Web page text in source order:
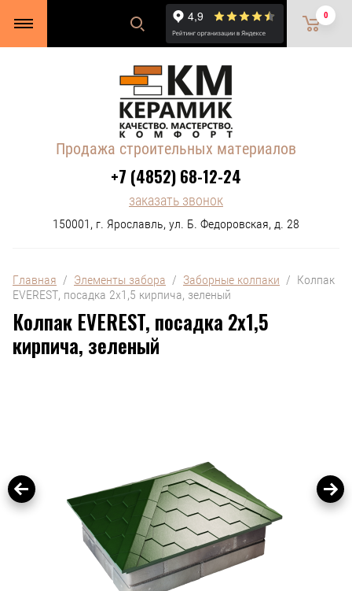
0
Продажа строительных материалов
+7 (4852) 68-12-24
заказать звонок
150001, г. Ярославль, ул. Б. Федоровская, д. 28
Главная
  /
Элементы забора
  /
Заборные колпаки
  /  Колпак
EVEREST, посадка 2х1,5 кирпича, зеленый
Колпак EVEREST, посадка 2х1,5
кирпича, зеленый